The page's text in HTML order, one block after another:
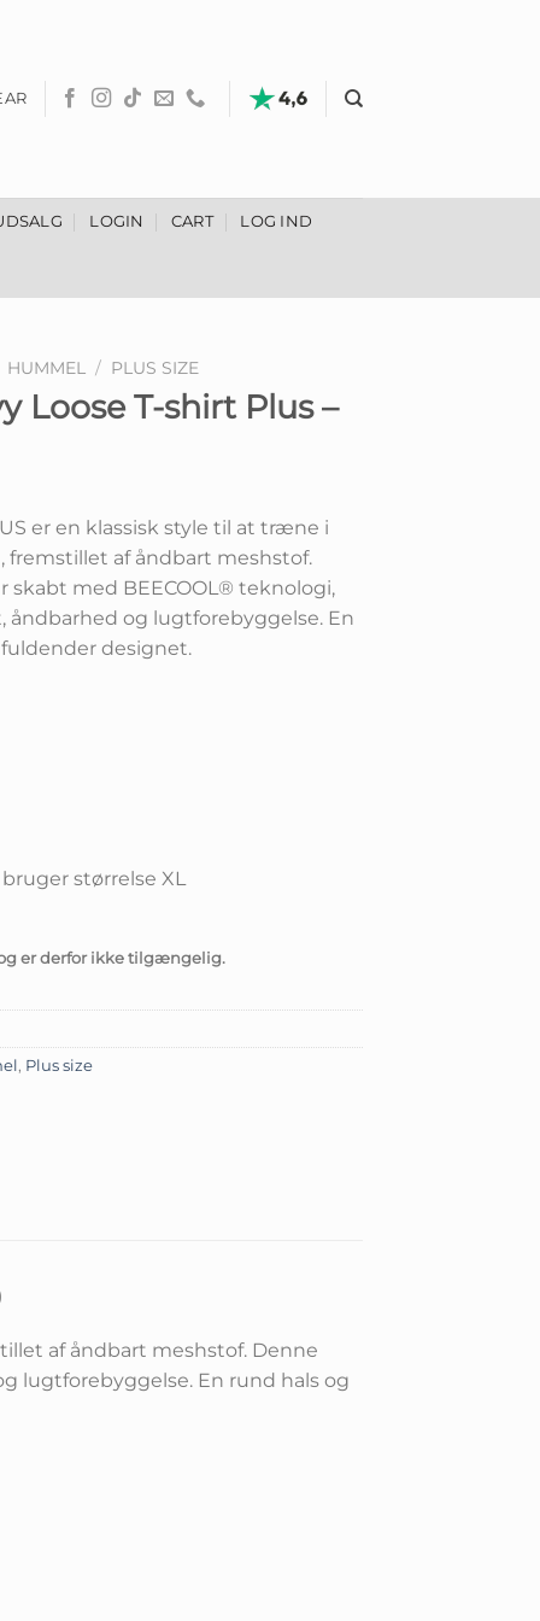
LOGIN CART LOG IND
HUMMEL / PLUS SIZE
Loose T-shirt Plus –
er en klassisk style til at træne i
af åndbart meshstof.
med BEECOOL® teknologi,
åndbarhed og lugtforebyggelse. En
designet.
størrelse XL
er derfor ikke tilgængelig.
, Plus size
af åndbart meshstof. Denne
lugtforebyggelse. En rund hals og